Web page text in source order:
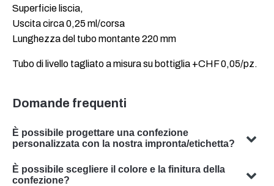
Superficie liscia,
Uscita circa 0,25 ml/corsa
Lunghezza del tubo montante 220 mm
Tubo di livello tagliato a misura su bottiglia +CHF 0,05/pz.
Domande frequenti
È possibile progettare una confezione
personalizzata con la nostra impronta/etichetta?
vostro soggetto. Il nostro team è specializzato nello
È possibile scegliere il colore e la finitura della
confezione?